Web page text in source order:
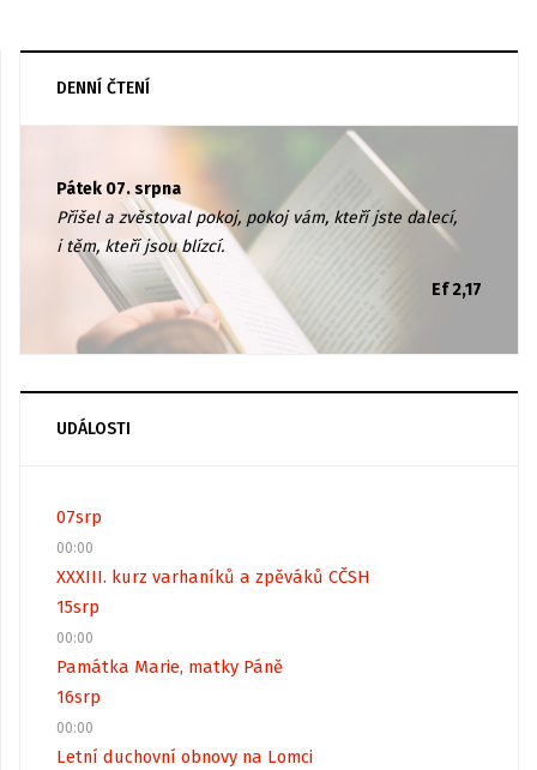
DENNÍ ČTENÍ
Pátek 07. srpna
Přišel a zvěstoval pokoj, pokoj vám, kteří jste dalecí,
i těm, kteří jsou blízcí.
Ef 2,17
UDÁLOSTI
07srp
00:00
XXXIII. kurz varhaníků a zpěváků CČSH
15srp
00:00
Památka Marie, matky Páně
16srp
00:00
Letní duchovní obnovy na Lomci